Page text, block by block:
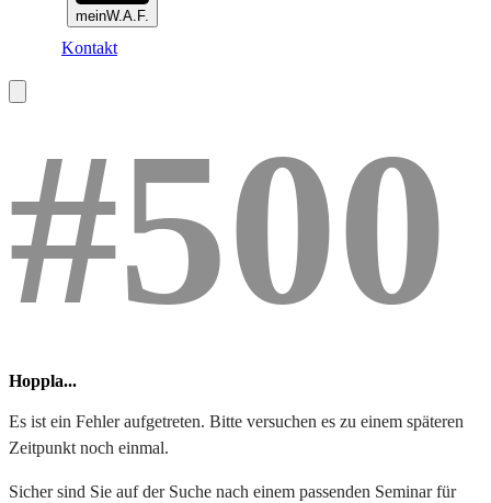
meinW.A.F.
Kontakt
#500
Hoppla...
Es ist ein Fehler aufgetreten. Bitte versuchen es zu einem späteren
Zeitpunkt noch einmal.
Sicher sind Sie auf der Suche nach einem passenden Seminar für